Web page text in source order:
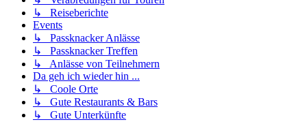
↳ Reiseberichte
Events
↳ Passknacker Anlässe
↳ Passknacker Treffen
↳ Anlässe von Teilnehmern
Da geh ich wieder hin ...
↳ Coole Orte
↳ Gute Restaurants & Bars
↳ Gute Unterkünfte